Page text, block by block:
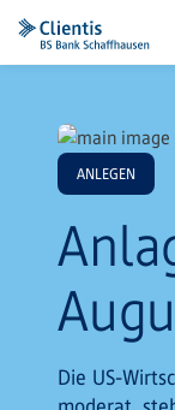
ANLEGEN
Die US-